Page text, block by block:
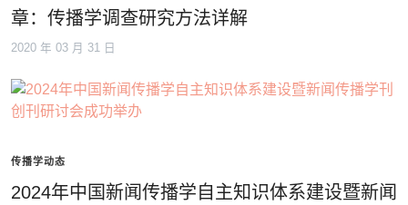
章：传播学调查研究方法详解
2020 年 03 月 31 日
传播学动态
2024年中国新闻传播学自主知识体系建设暨新闻